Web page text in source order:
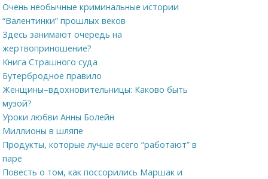
Очень необычные криминальные истории
“Валентинки” прошлых веков
Здесь занимают очередь на
жертвоприношение?
Книга Страшного суда
Бутербродное правило
Женщины–вдохновительницы: Каково быть
музой?
Уроки любви Анны Болейн
Миллионы в шляпе
Продукты, которые лучше всего “работают” в
паре
Повесть о том, как поссорились Маршак и